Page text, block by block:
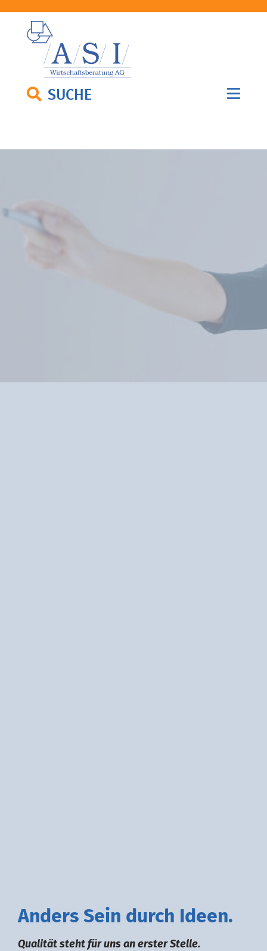
SUCHE
Anders Sein durch deen.
Qualität steht für uns an erster Stelle.